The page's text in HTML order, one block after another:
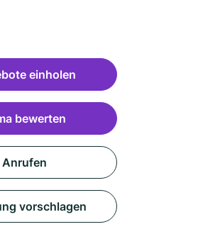
einholen
bewerten
Anrufen
vorschlagen